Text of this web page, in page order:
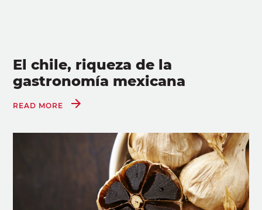
El chile, riqueza de la
gastronomía mexicana
READ MORE